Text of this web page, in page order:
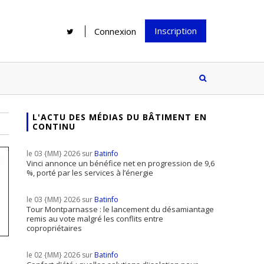
Connexion Inscription
idée mais...
Le print sous toutes ses formes a-t-
il encore sa place dans un monde
Rénover une salle de bains : gagner
supports
inscrire
à notre
L'ACTU DES MÉDIAS DU BÂTIMENT EN
CONTINU
le 03 {MM} 2026 surBatinfo
Vinci annonce un bénéfice net en progression de 9,6
%, porté par les services à l’énergie
le 03 {MM} 2026 surBatinfo
Tour Montparnasse : le lancement du désamiantage
remis au vote malgré les conflits entre
copropriétaires
le 02 {MM} 2026 surBatinfo